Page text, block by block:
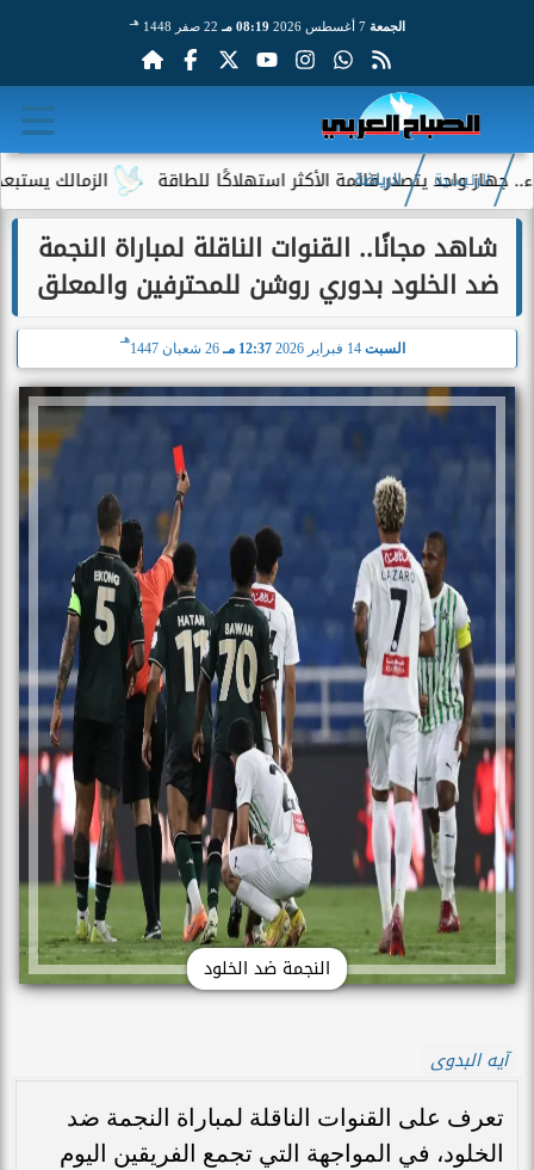
الجمعة 7 أغسطس 2026 08:19 مـ 22 صفر 1448 هـ
الزمالك يستبعد 4 لاعبين شباب من حساباته في الموسم الجديد يتصدر قائمة الأكثر استهلاكًا للطاقة
الرئيسية الرياضة
شاهد مجانًا.. القنوات الناقلة لمباراة النجمة
ضد الخلود بدوري روشن للمحترفين والمعلق
السبت 14 فبراير 2026 12:37 مـ 26 شعبان 1447
هـ
النجمة ضد الخلود
آيه البدوى
تعرف على القنوات الناقلة لمباراة النجمة ضد
الخلود، في المواجهة التي تجمع الفريقين اليوم